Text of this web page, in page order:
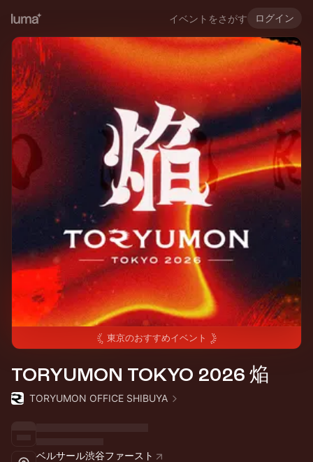
イベントをさがす ログイン
東京のおすすめイベント
TORYUMON TOKYO 2026 焔
TORYUMON OFFICE SHIBUYA
ベルサール渋谷ファースト